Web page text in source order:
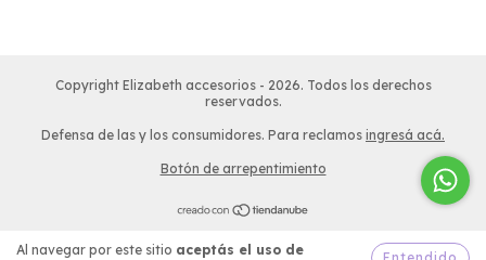
Al navegar por este sitio aceptás el uso de
Copyright Elizabeth accesorios - 2026. Todos los derechos
reservados.
Defensa de las y los consumidores. Para reclamos ingresá acá.
Botón de arrepentimiento